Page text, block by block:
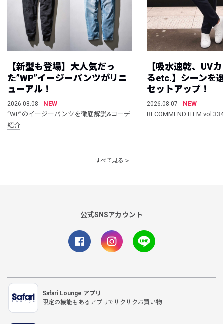
【新型も登場】大人気だっ
た”WP”イージーパンツがリニ
ューアル！
2026.08.08
NEW
“WP”のイージーパンツを徹底解説&コーデ
紹介
【吸水速乾、UV
るetc.】シーンを
セットアップ！
2026.08.07
NEW
RECOMMEND ITEM vol.334
すべて見る
公式SNSアカウント
Safari Lounge アプリ
限定の機能もあるアプリでサクサクお買い物